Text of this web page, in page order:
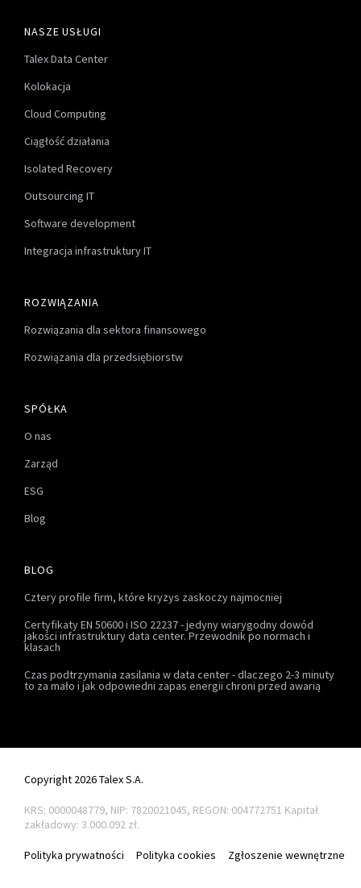
NASZE USŁUGI
Talex Data Center
Kolokacja
Cloud Computing
Ciągłość działania
Isolated Recovery
Outsourcing IT
Software development
Integracja infrastruktury IT
ROZWIĄZANIA
Rozwiązania dla sektora finansowego
Rozwiązania dla przedsiębiorstw
SPÓŁKA
O nas
Zarząd
ESG
Blog
BLOG
Cztery profile firm, które kryzys zaskoczy najmocniej
Certyfikaty EN 50600 i ISO 22237 - jedyny wiarygodny dowód
jakości infrastruktury data center. Przewodnik po normach i
klasach
Czas podtrzymania zasilania w data center - dlaczego 2-3 minuty
to za mało i jak odpowiedni zapas energii chroni przed awarią
Copyright 2026 Talex S.A.
KRS: 0000048779, NIP: 7820021045, REGON: 004772751 Kapitał
zakładowy: 3.000.092 zł.
Polityka prywatności Polityka cookies Zgłoszenie wewnętrzne